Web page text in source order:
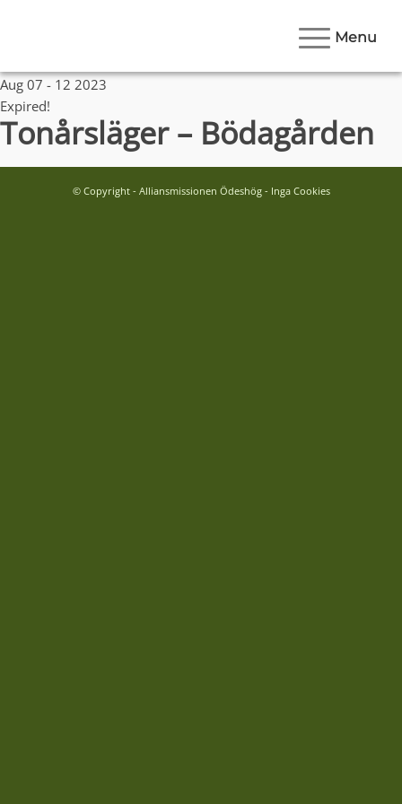
Menu
Aug 07 - 12 2023
Expired!
Tonårsläger – Bödagården
© Copyright - Alliansmissionen Ödeshög - Inga Cookies